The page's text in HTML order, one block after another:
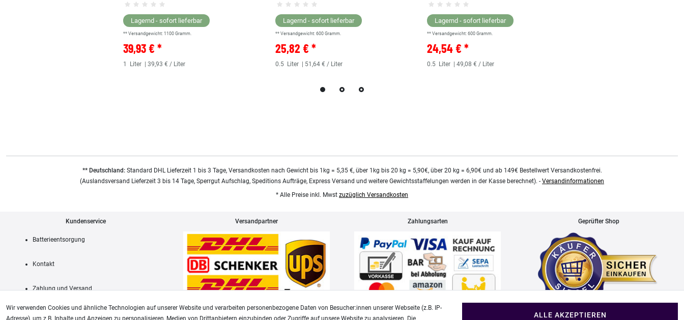
Lagernd - sofort lieferbar
** Versandgewicht: 1100 Gramm.
39,93 € *
1 Liter | 39,93 € / Liter
Lagernd - sofort lieferbar
** Versandgewicht: 600 Gramm.
25,82 € *
0.5 Liter | 51,64 € / Liter
Lagernd - sofort lieferbar
** Versandgewicht:600 Gramm.
24,54 € *
0.5 Liter | 49,08 € / Liter
** Deutschland:Standard DHL Lieferzeit 1 bis 3 Tage, Versandkosten nach Gewicht bis 1kg = 5,35 €, über 1kg bis 20 kg = 5,90€, über 20 kg = 6,90€ und ab 149€ Bestellwert Versandkostenfrei.
(Auslandsversand Lieferzeit 3 bis 14 Tage, Sperrgut Aufschlag, Speditions Aufträge, Express Versand und weitere Gewichtsstaffelungen werden in der Kasse berechnet). - Versandinformationen
* Alle Preise inkl. Mwst zuzüglich Versandkosten
Kundenservice
Batterieentsorgung
Kontakt
Zahlung und Versand
Versandpartner Zahlungsarten Geprüfter Shop
Wir verwenden Cookies und ähnliche Technologien auf unserer Website und verarbeiten personenbezogene Daten von Besucher:innen unserer Webseite (z.B. IP-
Adresse), um z.B. Inhalte und Anzeigen zu personalisieren, Medien von Drittanbietern einzubinden oder Zugriffe auf unsere Website zu analysieren. Die
ALLE AKZEPTIEREN